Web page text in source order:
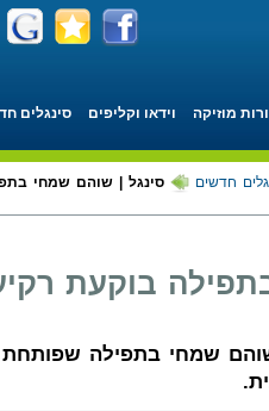
מוזיקה וידאו וקליפים סינגלים
חדשים סינגל | שוהם שמחי
בוקעת
שמחי בתפילה